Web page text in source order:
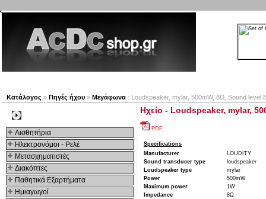
Κατάλογος » Πηγές ήχου » Μεγάφωνα : Loudspeaker, mylar, 500mW, 8Ω, Sound level
Αισθητήρια
Ηλεκτρονόμοι - Ρελέ
Μετασχηματιστές
Διακόπτες
Παθητικά Εξαρτήματα
Hμιαγωγοί
Ηχείο - Loudspeaker, mylar,
PDF
Specifications
Manufacturer
LOUDITY
Sound transducer type
loudspeaker
Loudspeaker type
mylar
Power
500mW
Maximum power
1W
Impedance
8Ω